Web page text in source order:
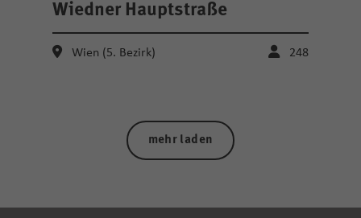
Wiedner Hauptstraße
Wien (5. Bezirk) 248
mehr laden